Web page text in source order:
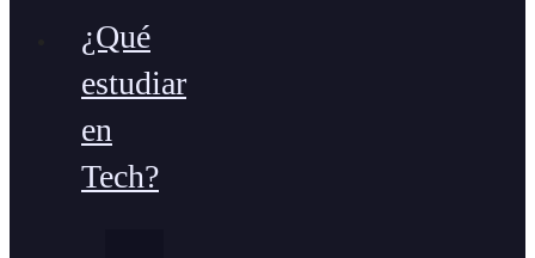
¿Qué
estudiar
en
Tech?